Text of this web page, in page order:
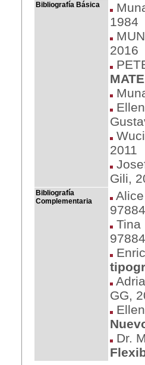
Bibliografía Básica
1984
2016
2011
Gili,
Bibliografía
Complementaria
GG,
Dr.